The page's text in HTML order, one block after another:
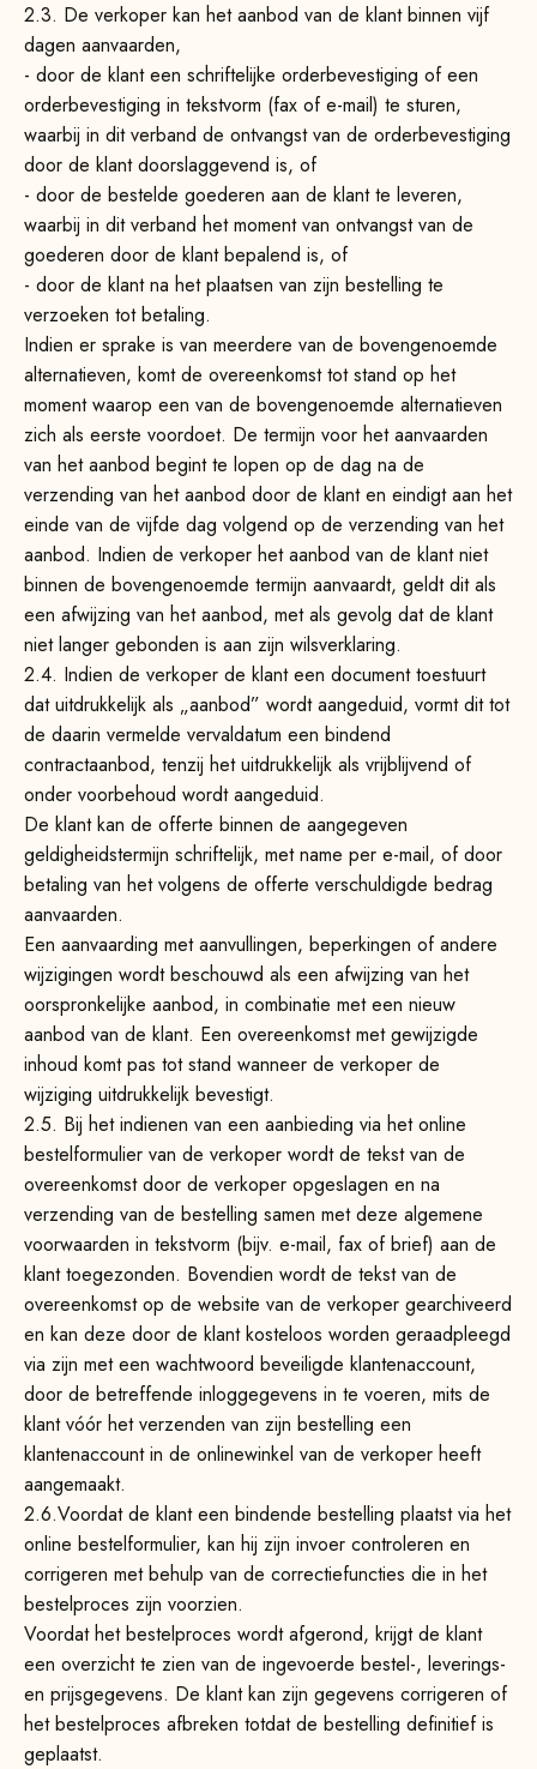
2.3. De verkoper kan het aanbod van de klant binnen vijf
dagen aanvaarden,
- door de klant een schriftelijke orderbevestiging of een
orderbevestiging in tekstvorm (fax of e-mail) te sturen,
waarbij in dit verband de ontvangst van de orderbevestiging
door de klant doorslaggevend is, of
- door de bestelde goederen aan de klant te leveren,
waarbij in dit verband het moment van ontvangst van de
goederen door de klant bepalend is, of
- door de klant na het plaatsen van zijn bestelling te
verzoeken tot betaling.
Indien er sprake is van meerdere van de bovengenoemde
alternatieven, komt de overeenkomst tot stand op het
moment waarop een van de bovengenoemde alternatieven
zich als eerste voordoet. De termijn voor het aanvaarden
van het aanbod begint te lopen op de dag na de
verzending van het aanbod door de klant en eindigt aan het
einde van de vijfde dag volgend op de verzending van het
aanbod. Indien de verkoper het aanbod van de klant niet
binnen de bovengenoemde termijn aanvaardt, geldt dit als
een afwijzing van het aanbod, met als gevolg dat de klant
niet langer gebonden is aan zijn wilsverklaring.
2.4. Indien de verkoper de klant een document toestuurt
dat uitdrukkelijk als „aanbod” wordt aangeduid, vormt dit tot
de daarin vermelde vervaldatum een bindend
contractaanbod, tenzij het uitdrukkelijk als vrijblijvend of
onder voorbehoud wordt aangeduid.
De klant kan de offerte binnen de aangegeven
geldigheidstermijn schriftelijk, met name per e-mail, of door
betaling van het volgens de offerte verschuldigde bedrag
aanvaarden.
Een aanvaarding met aanvullingen, beperkingen of andere
wijzigingen wordt beschouwd als een afwijzing van het
oorspronkelijke aanbod, in combinatie met een nieuw
aanbod van de klant. Een overeenkomst met gewijzigde
inhoud komt pas tot stand wanneer de verkoper de
wijziging uitdrukkelijk bevestigt.
2.5. Bij het indienen van een aanbieding via het online
bestelformulier van de verkoper wordt de tekst van de
overeenkomst door de verkoper opgeslagen en na
verzending van de bestelling samen met deze algemene
voorwaarden in tekstvorm (bijv. e-mail, fax of brief) aan de
klant toegezonden. Bovendien wordt de tekst van de
overeenkomst op de website van de verkoper gearchiveerd
en kan deze door de klant kosteloos worden geraadpleegd
via zijn met een wachtwoord beveiligde klantenaccount,
door de betreffende inloggegevens in te voeren, mits de
klant vóór het verzenden van zijn bestelling een
klantenaccount in de onlinewinkel van de verkoper heeft
aangemaakt.
2.6.Voordat de klant een bindende bestelling plaatst via het
online bestelformulier, kan hij zijn invoer controleren en
corrigeren met behulp van de correctiefuncties die in het
bestelproces zijn voorzien.
Voordat het bestelproces wordt afgerond, krijgt de klant
een overzicht te zien van de ingevoerde bestel-, leverings-
en prijsgegevens. De klant kan zijn gegevens corrigeren of
het bestelproces afbreken totdat de bestelling definitief is
geplaatst.